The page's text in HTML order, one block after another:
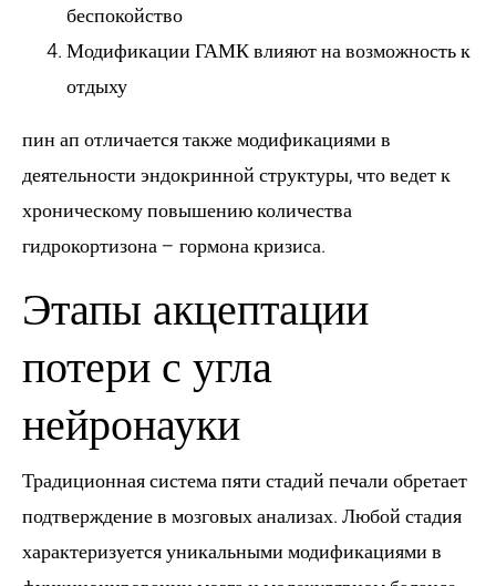
беспокойство
Модификации ГАМК влияют на возможность к
отдыху
пин ап отличается также модификациями в
деятельности эндокринной структуры, что ведет к
хроническому повышению количества
гидрокортизона – гормона кризиса.
Этапы акцептации
потери с угла
нейронауки
Традиционная система пяти стадий печали обретает
подтверждение в мозговых анализах. Любой стадия
характеризуется уникальными модификациями в